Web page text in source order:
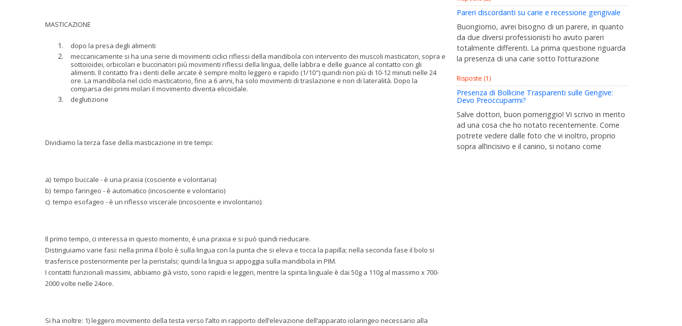
MASTICAZIONE
dopo la presa degli alimenti
meccanicamente si ha una serie di movimenti ciclici riflessi della mandibola con intervento dei muscoli masticatori, sopra e
sottoioidei, orbicolari e buccinatori più movimenti riflessi della lingua, delle labbra e delle guance al contatto con gli
alimenti. Il contatto fra i denti delle arcate è sempre molto leggero e rapido (1/10") quindi non più di 10-12 minuti nelle 24
ore. La mandibola nel ciclo masticatorio, fino a 6 anni, ha solo movimenti di traslazione e non di lateralità. Dopo la
comparsa dei primi molari il movimento diventa elicoidale.
deglutizione
Dividiamo la terza fase della masticazione in tre tempi:
a) tempo buccale - è una praxia (cosciente e volontaria)
b) tempo faringeo - è automatico (incosciente e volontario)
c) tempo esofageo - è un riflesso viscerale (incosciente e involontario).
Il primo tempo, ci interessa in questo momento, è una praxia e si può quindi rieducare.
Distinguiamo varie fasi: nella prima il bolo è sulla lingua con la punta che si eleva e tocca la papilla; nella seconda fase il bolo si
trasferisce posteriormente per la peristalsi; quindi la lingua si appoggia sulla mandibola in PIM.
I contatti funzionali massimi, abbiamo già visto, sono rapidi e leggeri, mentre la spinta linguale è dai 50g a 110g al massimo x 700-
2000 volte nelle 24ore.
Si ha inoltre: 1) leggero movimento della testa verso l’alto in rapporto dell’elevazione dell’apparato iolaringeo necessario alla
Pareri discordanti su carie e recessione gengivale
Buongiorno, avrei bisogno di un parere, in quanto
da due diversi professionisti ho avuto pareri
totalmente differenti. La prima questione riguarda
la presenza di una carie sotto l’otturazione
Risposte (1)
Presenza di Bollicine Trasparenti sulle Gengive:
Devo Preoccuparmi?
Salve dottori, buon pomeriggio! Vi scrivo in merito
ad una cosa che ho notato recentemente. Come
potrete vedere dalle foto che vi inoltro, proprio
sopra all’incisivo e il canino, si notano come